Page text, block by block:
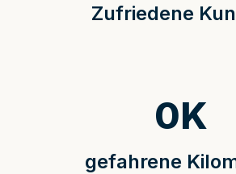
Zufriedene
gefahrene
0K